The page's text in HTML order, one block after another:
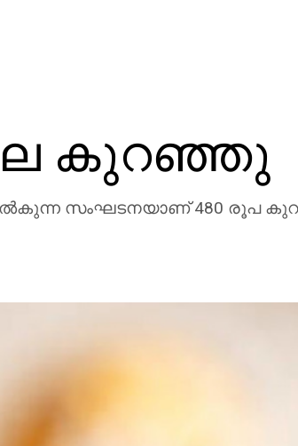
കുറഞ്ഞു
സംഘടനയാണ് 480 രൂപ